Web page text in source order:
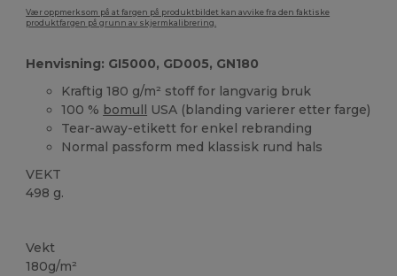
Vær oppmerksom på at fargen på produktbildet kan avvike fra den faktiske
produktfargen på grunn av skjermkalibrering.
Henvisning: GI5000, GD005, GN180
Kraftig 180 g/m² stoff for langvarig bruk
100 % bomull USA (blanding varierer etter farge)
Tear-away-etikett for enkel rebranding
Normal passform med klassisk rund hals
VEKT
498 g.
Vekt
180g/m²